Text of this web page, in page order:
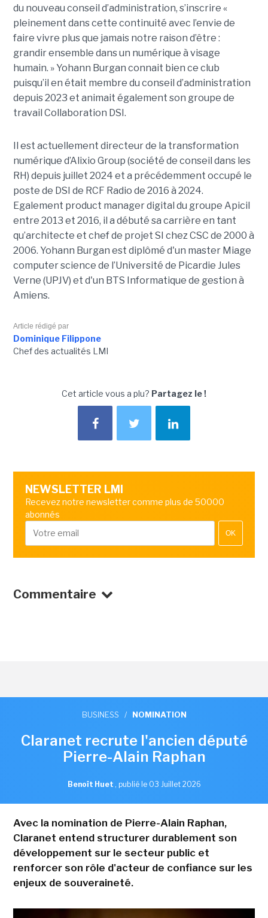
du nouveau conseil d’administration, s’inscrire «
pleinement dans cette continuité avec l’envie de
faire vivre plus que jamais notre raison d’être :
grandir ensemble dans un numérique à visage
humain. »Yohann Burgan connait bien ce club
puisqu’il en était membre du conseil d’administration
depuis 2023 et animait également son groupe de
travail Collaboration DSI.
Il est actuellement directeur de la transformation
numérique d’Alixio Group (société de conseil dans les
RH) depuis juillet 2024 et a précédemment occupé le
poste de DSI de RCF Radio de 2016 à 2024.
Egalement product manager digital du groupe Apicil
entre 2013 et 2016, il a débuté sa carrière en tant
qu’architecte et chef de projet SI chez CSC de 2000 à
2006. Yohann Burgan est diplômé d'un master Miage
computer science de l’Université de Picardie Jules
Verne (UPJV) et d'un BTS Informatique de gestion à
Amiens.
Article rédigé par
Dominique Filippone
Chef des actualités LMI
Cet article vous a plu? Partagez le !
NEWSLETTER LMI
Recevez notre newsletter comme plus de 50000
abonnés
OK
Commentaire
BUSINESS / NOMINATION
Claranet recrute l'ancien député
Pierre-Alain Raphan
Benoît Huet , publié le 03 Juillet 2026
Avec la nomination de Pierre-Alain Raphan,
Claranet entend structurer durablement son
développement sur le secteur public et
renforcer son rôle d'acteur de confiance sur les
enjeux de souveraineté.